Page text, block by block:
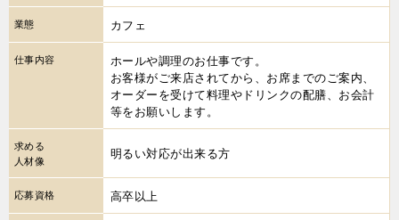
業態 カフェ
仕事内容
ホールや調理のお仕事です。
お客様がご来店されてから、お席までのご案内、
オーダーを受けて料理やドリンクの配膳、お会計
等をお願いします。
求める
人材像
明るい対応が出来る方
応募資格 高卒以上